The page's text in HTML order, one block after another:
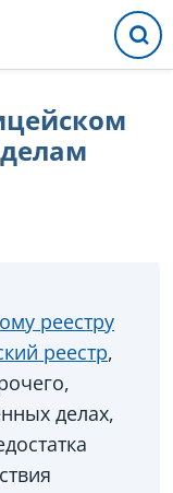
реестру
реестр,
делах,